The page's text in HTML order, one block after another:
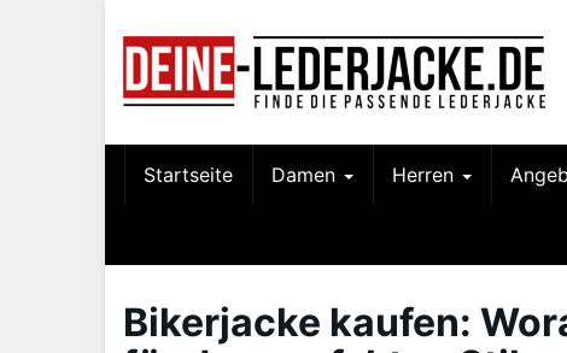
Startseite Damen Herren
Bikerjacke kaufen: